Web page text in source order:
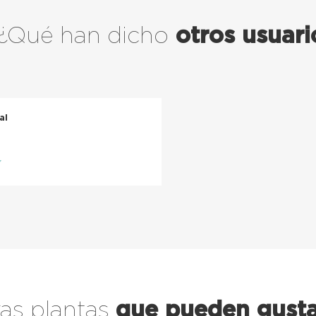
han dicho otros
plantas que pueden